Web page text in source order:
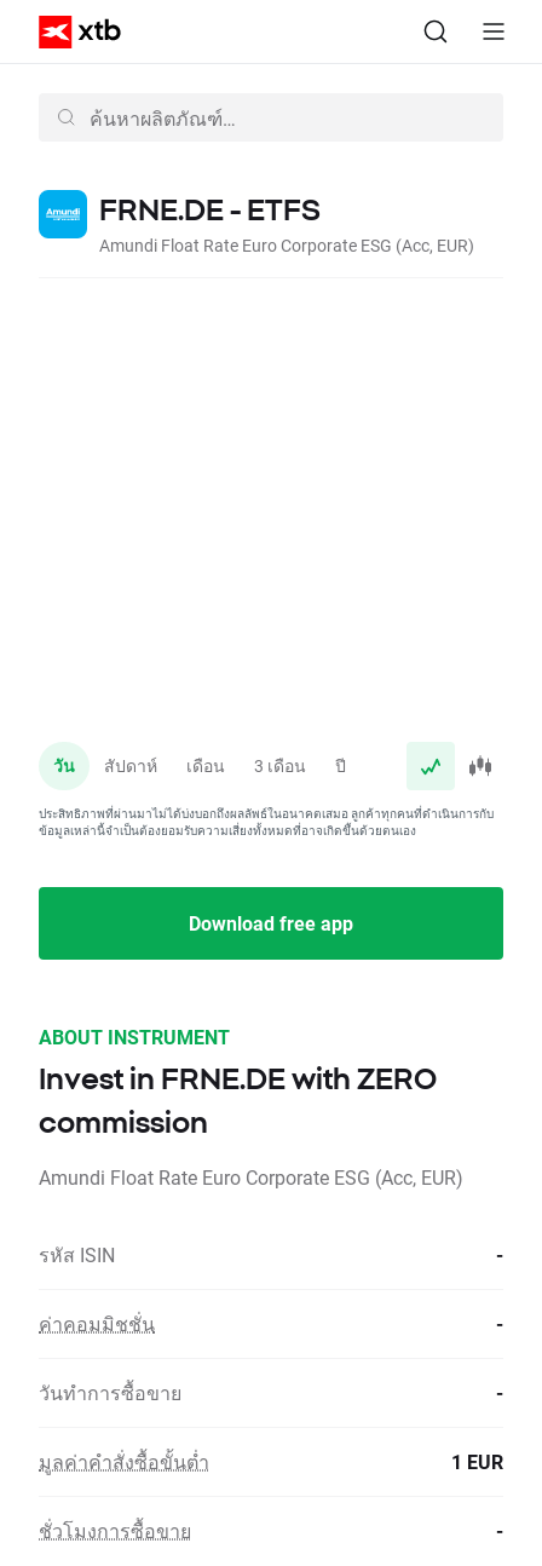
FRNE.DE - ETFS
Amundi Float Rate Euro Corporate ESG (Acc, EUR)
วัน สัปดาห์ เดือน 3 เดือน ปี
ประสิทธิภาพที่ผ่านมาไม่ได้บ่งบอกถึงผลลัพธ์ในอนาคตเสมอ ลูกค้าทุกคนที่ดำเนินการกับ
ข้อมูลเหล่านี้จำเป็นต้องยอมรับความเสี่ยงทั้งหมดที่อาจเกิดขึ้นด้วยตนเอง
Download free app
ABOUT INSTRUMENT
Invest in FRNE.DE with ZERO
commission
Amundi Float Rate Euro Corporate ESG (Acc, EUR)
รหัส ISIN -
ค่าคอมมิชชั่น -
วันทำการซื้อขาย -
มูลค่าคำสั่งซื้อขั้นต่ำ 1 EUR
ชั่วโมงการซื้อขาย -